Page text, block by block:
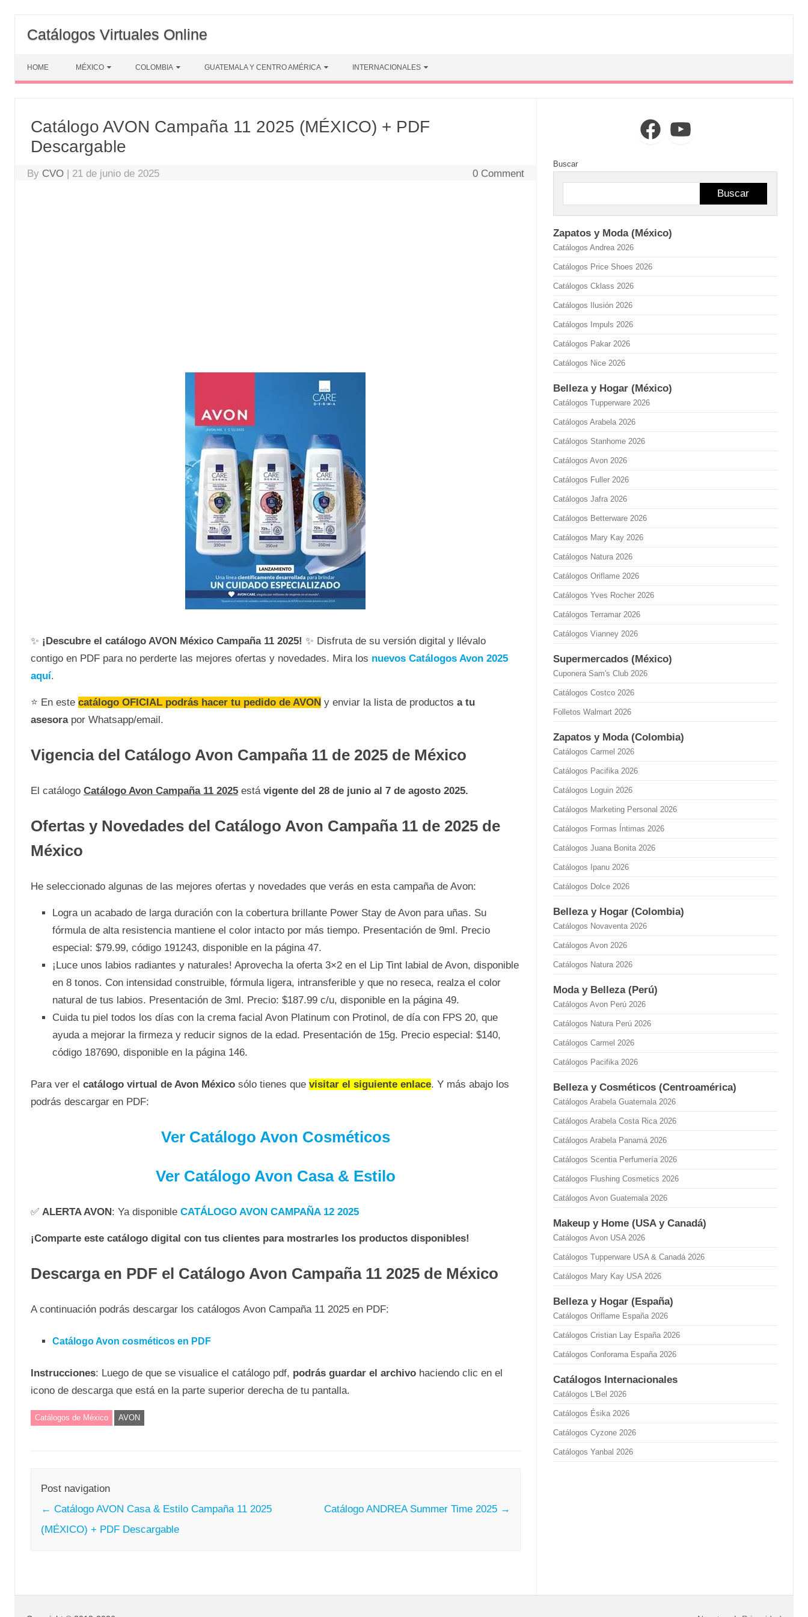
content
Catálogos Virtuales Online
HOME MÉXICO COLOMBIA GUATEMALA Y CENTRO AMÉRICA INTERNACIONALES
Catálogo AVON Campaña 11 2025 (MÉXICO) + PDF
Descargable
By CVO | 21 de junio de 2025 0 Comment
✨ ¡Descubre el catálogo AVON México Campaña 11 2025! ✨ Disfruta de su versión digital y llévalo
contigo en PDF para no perderte las mejores ofertas y novedades. Mira los nuevos Catálogos Avon 2025
aquí.
⭐ En este catálogo OFICIAL podrás hacer tu pedido de AVON y enviar la lista de productos a tu
asesora por Whatsapp/email.
Vigencia del Catálogo Avon Campaña 11 de 2025 de México
El catálogo Catálogo Avon Campaña 11 2025está vigente del 28 de junio al 7 de agosto 2025.
Ofertas y Novedades del Catálogo Avon Campaña 11 de 2025 de
México
He seleccionado algunas de las mejores ofertas y novedades que verás en esta campaña de Avon:
Logra un acabado de larga duración con la cobertura brillante Power Stay de Avon para uñas. Su
fórmula de alta resistencia mantiene el color intacto por más tiempo. Presentación de 9ml. Precio
especial: $79.99, código 191243, disponible en la página 47.
¡Luce unos labios radiantes y naturales! Aprovecha la oferta 3×2 en el Lip Tint labial de Avon, disponible
en 8 tonos. Con intensidad construible, fórmula ligera, intransferible y que no reseca, realza el color
natural de tus labios. Presentación de 3ml. Precio: $187.99 c/u, disponible en la página 49.
Cuida tu piel todos los días con la crema facial Avon Platinum con Protinol, de día con FPS 20, que
ayuda a mejorar la firmeza y reducir signos de la edad. Presentación de 15g. Precio especial: $140,
código 187690, disponible en la página 146.
Para ver el catálogo virtual de Avon Méxicosólo tienes que visitar el siguiente enlace. Y más abajo los
podrás descargar en PDF:
Ver Catálogo Avon Cosméticos
Ver Catálogo Avon Casa & Estilo
✅ ALERTA AVON: Ya disponible CATÁLOGO AVON CAMPAÑA 12 2025
¡Comparte este catálogo digital con tus clientes para mostrarles los productos disponibles!
Descarga en PDF el Catálogo Avon Campaña 11 2025 de México
A continuación podrás descargar los catálogos Avon Campaña 11 2025 en PDF:
Catálogo Avon cosméticos en PDF
Instrucciones: Luego de que se visualice el catálogo pdf, podrás guardar el archivohaciendo clic en el
icono de descarga que está en la parte superior derecha de tu pantalla.
Catálogos de México AVON
Post navigation
← Catálogo AVON Casa & Estilo Campaña 11 2025
(MÉXICO) + PDF Descargable
Catálogo ANDREA Summer Time 2025 →
FacebookYouTube
Buscar
Buscar
Zapatos y Moda (México)
Catálogos Andrea 2026
Catálogos Price Shoes 2026
Catálogos Cklass 2026
Catálogos Ilusión 2026
Catálogos Impuls 2026
Catálogos Pakar 2026
Catálogos Nice 2026
Belleza y Hogar (México)
Catálogos Tupperware 2026
Catálogos Arabela 2026
Catálogos Stanhome 2026
Catálogos Avon 2026
Catálogos Fuller 2026
Catálogos Jafra 2026
Catálogos Betterware 2026
Catálogos Mary Kay 2026
Catálogos Natura 2026
Catálogos Oriflame 2026
Catálogos Yves Rocher 2026
Catálogos Terramar 2026
Catálogos Vianney 2026
Supermercados (México)
Cuponera Sam's Club 2026
Catálogos Costco 2026
Folletos Walmart 2026
Zapatos y Moda (Colombia)
Catálogos Carmel 2026
Catálogos Pacifika 2026
Catálogos Loguin 2026
Catálogos Marketing Personal 2026
Catálogos Formas Íntimas 2026
Catálogos Juana Bonita 2026
Catálogos Ipanu 2026
Catálogos Dolce 2026
Belleza y Hogar (Colombia)
Catálogos Novaventa 2026
Catálogos Avon 2026
Catálogos Natura 2026
Moda y Belleza (Perú)
Catálogos Avon Perú 2026
Catálogos Natura Perú 2026
Catálogos Carmel 2026
Catálogos Pacifika 2026
Belleza y Cosméticos (Centroamérica)
Catálogos Arabela Guatemala 2026
Catálogos Arabela Costa Rica 2026
Catálogos Arabela Panamá 2026
Catálogos Scentia Perfumería 2026
Catálogos Flushing Cosmetics 2026
Catálogos Avon Guatemala 2026
Makeup y Home (USA y Canadá)
Catálogos Avon USA 2026
Catálogos Tupperware USA & Canadá 2026
Catálogos Mary Kay USA 2026
Belleza y Hogar (España)
Catálogos Oriflame España 2026
Catálogos Cristian Lay España 2026
Catálogos Conforama España 2026
Catálogos Internacionales
Catálogos L'Bel 2026
Catálogos Ésika 2026
Catálogos Cyzone 2026
Catálogos Yanbal 2026